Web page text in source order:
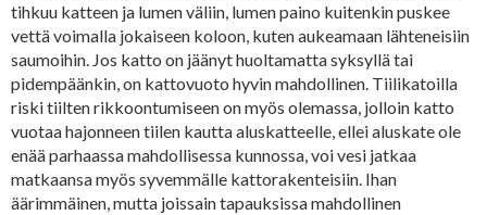
tihkuu katteen ja lumen väliin, lumen paino kuitenkin puskee
vettä voimalla jokaiseen koloon, kuten aukeamaan lähteneisiin
saumoihin. Jos katto on jäänyt huoltamatta syksyllä tai
pidempäänkin, on kattovuoto hyvin mahdollinen. Tiilikatoilla
riski tiilten rikkoontumiseen on myös olemassa, jolloin katto
vuotaa hajonneen tiilen kautta aluskatteelle, ellei aluskate ole
enää parhaassa mahdollisessa kunnossa, voi vesi jatkaa
matkaansa myös syvemmälle kattorakenteisiin. Ihan
äärimmäinen, mutta joissain tapauksissa mahdollinen